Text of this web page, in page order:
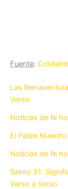
Fuente:
Las
Verso
Noticias de fe
El Padre
Noticias de fe
Salmo 91:
Verso a Verso